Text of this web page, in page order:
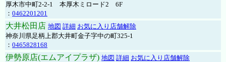
厚木市中町2-2-1 本厚木ミロード2 6F
： 0462201201
大井松田店 地図 詳細 お気に入り店舗解除
神奈川県足柄上郡大井町金子字中の町325-1
： 0465828168
伊勢原店(エムアイプラザ) 地図 詳細 お気に入り店舗解除